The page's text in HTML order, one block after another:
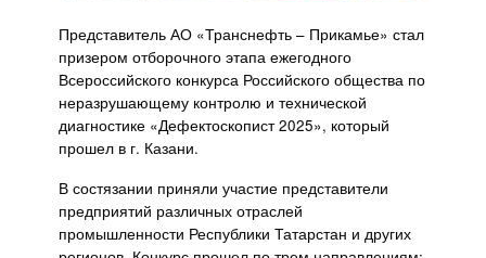
Представитель АО «Транснефть – Прикамье» стал
призером отборочного этапа ежегодного
Всероссийского конкурса Российского общества по
неразрушающему контролю и технической
диагностике «Дефектоскопист 2025», который
прошел в г. Казани.
В состязании приняли участие представители
предприятий различных отраслей
промышленности Республики Татарстан и других